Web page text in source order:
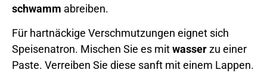
schwamm abreiben.
Für hartnäckige Verschmutzungen eignet sich
Speisenatron. Mischen Sie es mitwasserzu einer
Paste. Verreiben Sie diese sanft mit einem Lappen.